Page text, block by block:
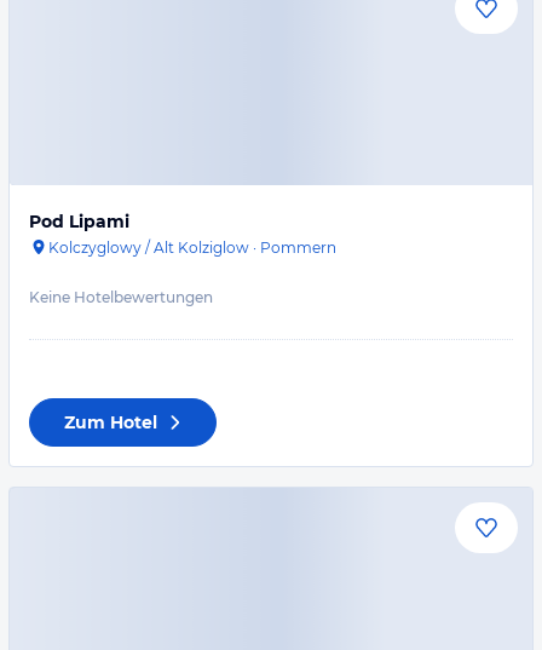
Pod Lipami
Kolczyglowy / Alt Kolziglow · Pommern
Keine Hotelbewertungen
Zum Hotel